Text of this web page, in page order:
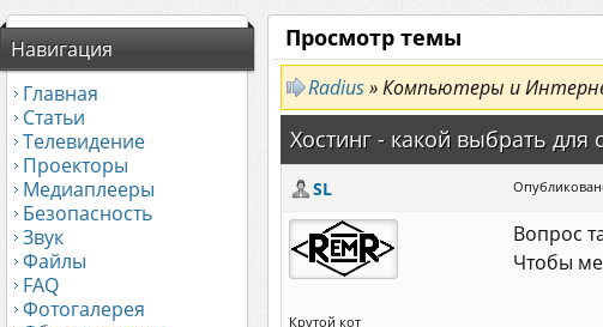
Навигация
Главная
Статьи
Телевидение
Проекторы
Медиаплееры
Безопасность
Звук
Файлы
FAQ
Фотогалерея
Просмотр темы
Radius» Компьютеры и
Хостинг - какой выбрать для
SL
Крутой кот
Вопрос
Чтобы